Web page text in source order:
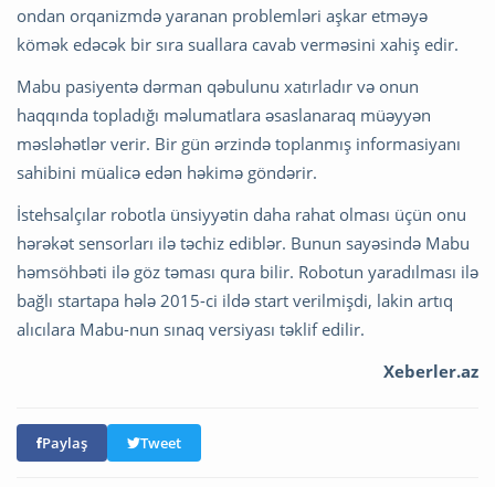
ondan orqanizmdə yaranan problemləri aşkar etməyə
kömək edəcək bir sıra suallara cavab verməsini xahiş edir.
Mabu pasiyentə dərman qəbulunu xatırladır və onun
haqqında topladığı məlumatlara əsaslanaraq müəyyən
məsləhətlər verir. Bir gün ərzində toplanmış informasiyanı
sahibini müalicə edən həkimə göndərir.
İstehsalçılar robotla ünsiyyətin daha rahat olması üçün onu
hərəkət sensorları ilə təchiz ediblər. Bunun sayəsində Mabu
həmsöhbəti ilə göz təması qura bilir. Robotun yaradılması ilə
bağlı startapa hələ 2015-ci ildə start verilmişdi, lakin artıq
alıcılara Mabu-nun sınaq versiyası təklif edilir.
Xeberler.az
Paylaş Tweet